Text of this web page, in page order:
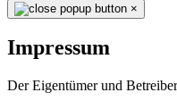
×
Impressum
Der Eigentümer und